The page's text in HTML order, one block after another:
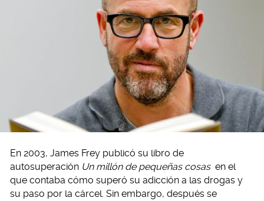
En 2003, James Frey publicó su libro de
autosuperación Un millón de pequeñas cosas en el
que contaba cómo superó su adicción a las drogas y
su paso por la cárcel. Sin embargo, después se